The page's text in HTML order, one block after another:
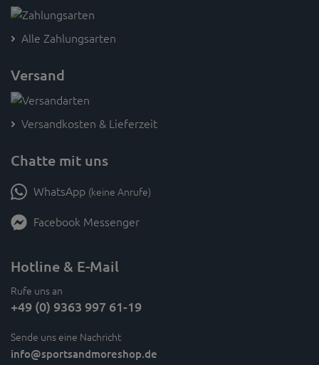
Alle Zahlungsarten
Versand
Versandkosten & Lieferzeit
Chatte mit uns
WhatsApp (keine Anrufe)
Facebook Messenger
Hotline & E-Mail
Rufe uns an
+49 (0) 9363 997 61-19
Sende uns eine Nachricht
info@sportsandmoreshop.de